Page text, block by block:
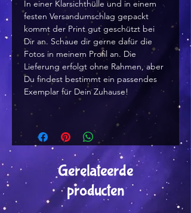
In einer Klarsichthülle und in einem
festen Versandumschlag gepackt
kommt der Print gut geschützt bei
Dir an. Schaue dir gerne dafür die
Fotos in meinem Profil an. Die
Lieferung erfolgt ohne Rahmen, aber
Du findest bestimmt ein passendes
Exemplar für Dein Zuhause!
Gerelateerde
producten